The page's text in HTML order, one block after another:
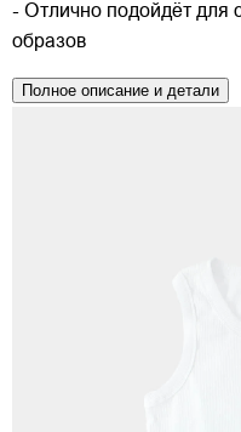
- Отлично подойдёт для
образов
Полное описание и детали